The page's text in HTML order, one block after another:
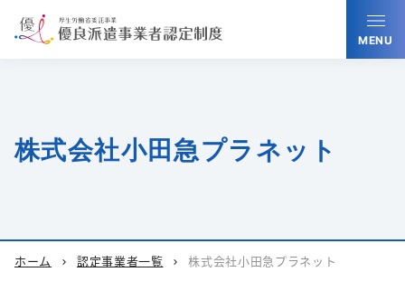
MENU
株式会社小田急プラネット
ホーム chevron_right 認定事業者一覧 chevron_right 株式会社小田急プラネット